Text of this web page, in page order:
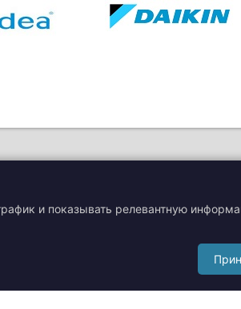
и показывать релевантную